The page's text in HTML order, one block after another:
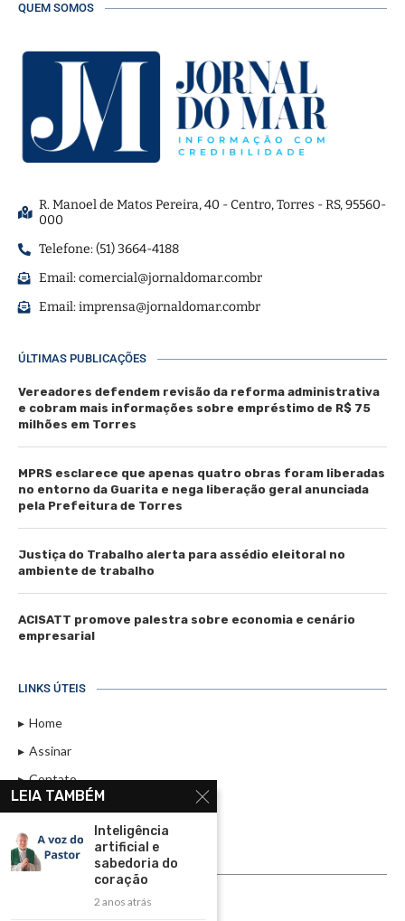
QUEM SOMOS
R. Manoel de Matos Pereira, 40 - Centro, Torres - RS, 95560-
000
Telefone: (51) 3664-4188
Email:comercial@jornaldomar.combr
Email:imprensa@jornaldomar.combr
ÚLTIMAS PUBLICAÇÕES
Vereadores defendem revisão da reforma administrativa
e cobram mais informações sobre empréstimo de R$ 75
milhões em Torres
MPRS esclarece que apenas quatro obras foram liberadas
no entorno da Guarita e nega liberação geral anunciada
pela Prefeitura de Torres
Justiça do Trabalho alerta para assédio eleitoral no
ambiente de trabalho
ACISATT promove palestra sobre economia e cenário
empresarial
LINKS ÚTEIS
Home
Assinar
Contato
Rádio Maristela - Ao Vivo
ASSINE
LEIA TAMBÉM
Inteligência
artificial e
sabedoria do
coração
2 anos atrás